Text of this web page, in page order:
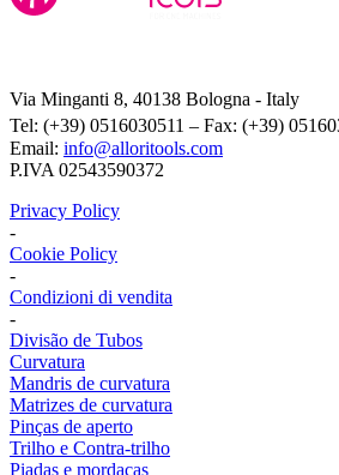
Via Minganti 8, 40138 Bologna - Italy
Tel: (+39) 0516030511 – Fax: (+39)
Email: info@alloritools.com
P.IVA 02543590372
Privacy Policy
-
Cookie Policy
-
Condizioni di vendita
-
Divisão de Tubos
Curvatura
Mandris de curvatura
Matrizes de curvatura
Pinças de aperto
Trilho e Contra-trilho
Piadas e mordacas